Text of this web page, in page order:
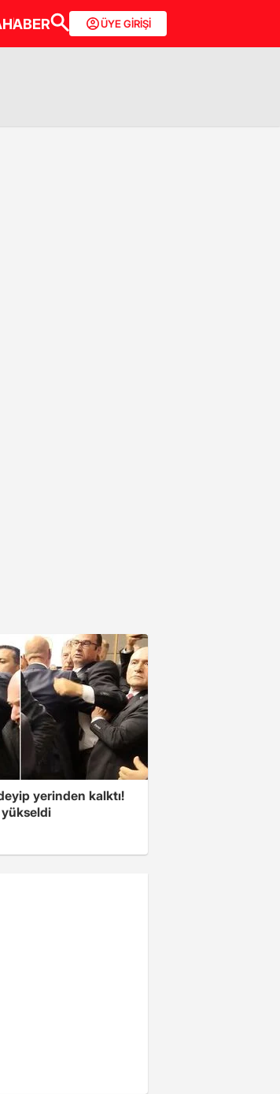
HABER ÜYE GİRİŞİ
yerinden kalktı!
yükseldi